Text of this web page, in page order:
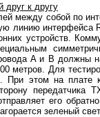
друг к другу
между собой по
линию интерфейса
устройств.
A и B должны
метров. Для
При этом на плате
передатчика
его
зеленый